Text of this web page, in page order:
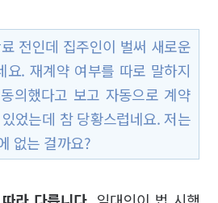
전인데 집주인이 벌써 새로운
요. 재계약 여부를 따로 말하지
의했다고 보고 자동으로 계약
었는데 참 당황스럽네요. 저는
없는 걸까요?